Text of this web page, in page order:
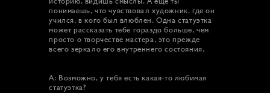
понимаешь, что чувствовал художник, где он
учился, в кого был влюблен. Одна статуэтка
может рассказать тебе гораздо больше, чем
просто о творчестве мастера, это прежде
всего зеркало его внутреннего состояния.
А: Возможно, у тебя есть какая-то любимая
статуэтка?